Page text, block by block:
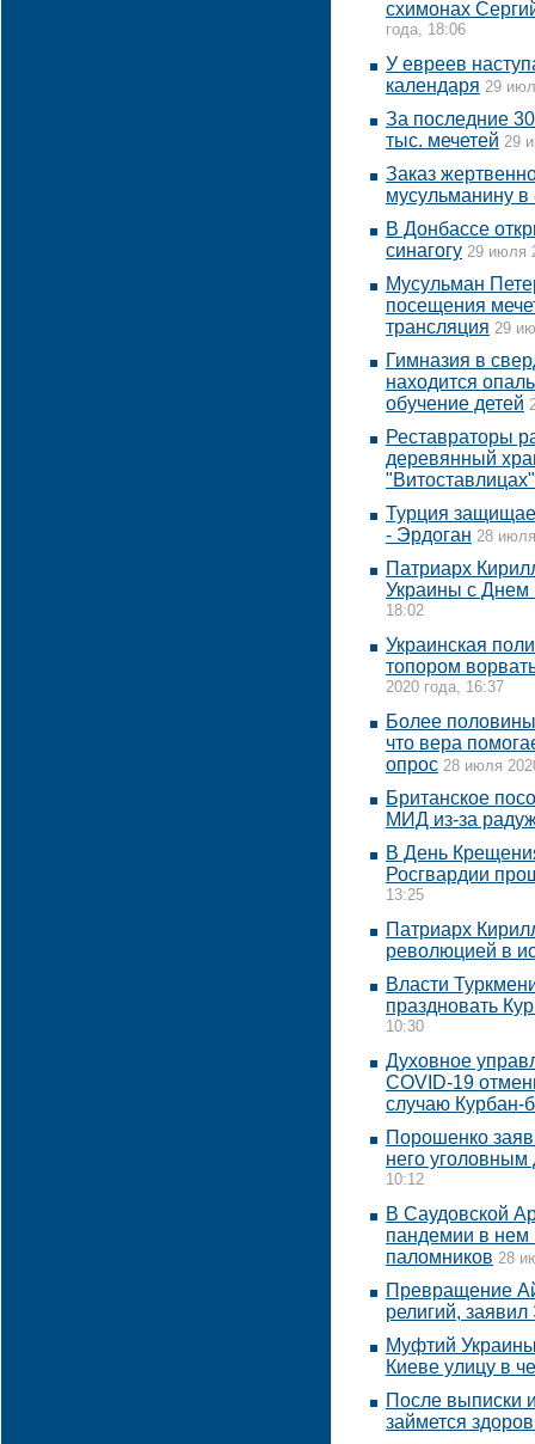
схимонах
года, 18:06
У евреев
календаря 29
За последние
тыс. мечетей 29
Заказ
мусульманину в
В Донбассе
синагогу 29 июля
Мусульман
посещения
трансляция 29
Гимназия в
находится
обучение детей
Реставраторы
деревянный
"Витоставлицах"
Турция
- Эрдоган 28
Патриарх
Украины с
18:02
Украинская
топором
2020 года, 16:37
Более
что вера
опрос 28 июля
Британское
МИД из-за
В День
Росгвардии
13:25
Патриарх
революцией в
Власти
праздновать
10:30
Духовное
COVID-19
случаю Курбан-
Порошенко
него
10:12
В Саудовской
пандемии в нем
паломников 28
Превращение
религий,
Муфтий
Киеве улицу в
После выписки
займется